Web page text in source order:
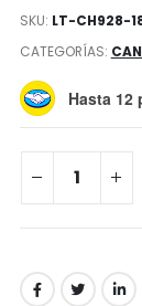
SKU: LT-CH928-
CATEGORÍAS:
Hasta 12